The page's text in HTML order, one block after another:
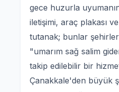
gece huzurla
iletişimi, araç plakası
tutanak; bunlar şehirler
"umarım sağ salim
takip edilebilir bir
Çanakkale'den büyük